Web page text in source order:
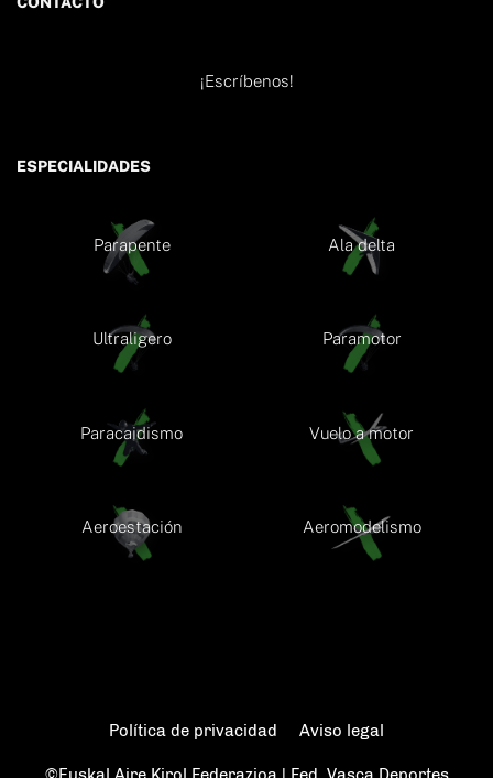
¡Escríbenos!
ESPECIALIDADES
Parapente
Ultraligero
Ala delta
Paramotor
Paracaidismo
Aeroestación
Vuelo a motor
Aeromodelismo
Política de privacidad Aviso legal